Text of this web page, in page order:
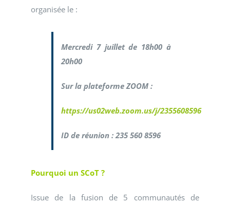
organisée le :
Mercredi 7 juillet de 18h00 à
20h00
Sur la plateforme ZOOM :
https://us02web.zoom.us/j/2355608596
ID de réunion : 235 560 8596
Pourquoi un SCoT ?
Issue de la fusion de 5 communautés de